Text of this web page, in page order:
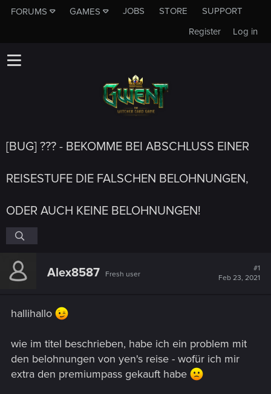
FORUMS GAMES JOBS STORE
SUPPORT
Log in
Register
[BUG] ??? - BEKOMME BEI ABSCHLUSS EINER
REISESTUFE DIE FALSCHEN BELOHNUNGEN,
ODER AUCH KEINE BELOHNUNGEN!
Alex8587 Fresh user
#1
Feb 23, 2021
hallihallo
wie im titel beschrieben, habe ich ein problem mit
den belohnungen von yen's reise - wofür ich mir
extra den premiumpass gekauft habe